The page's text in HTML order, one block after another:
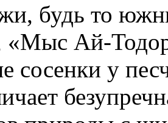
будь то
«Мыс Ай-
сосенки у